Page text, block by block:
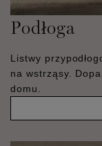
Podłoga
Listwy
na wstrząsy.
domu.